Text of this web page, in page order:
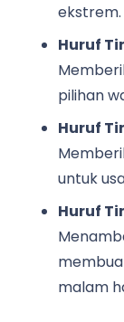
ekstrem.
Huruf
pilihan
Huruf
untuk
Huruf
malam